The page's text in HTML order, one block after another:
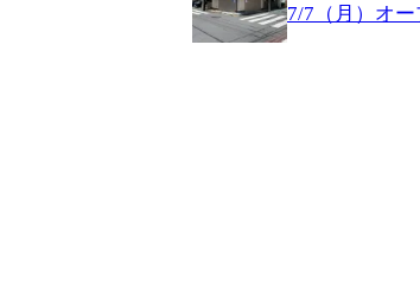
7/7（月）オー